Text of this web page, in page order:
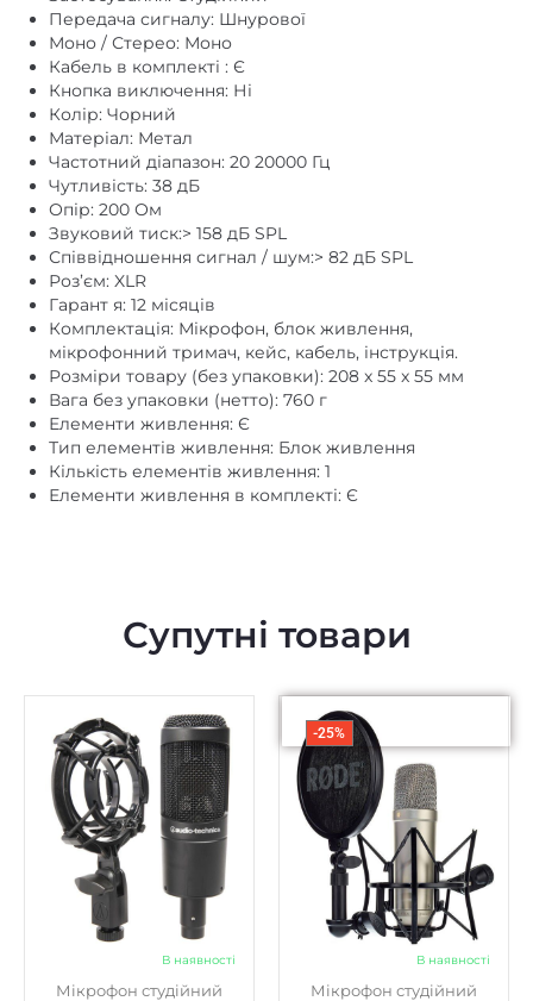
Передача сигналу: Шнурової
Моно / Стерео: Моно
Кабель в комплекті : Є
Кнопка виключення: Ні
Колір: Чорний
Матеріал: Метал
Частотний діапазон: 20 20000 Гц
Чутливість: 38 дБ
Опір: 200 Ом
Звуковий тиск:> 158 дБ SPL
Співвідношення сигнал / шум:> 82 дБ SPL
Роз’єм: XLR
Гарант я: 12 місяців
Комплектація: Мікрофон, блок живлення,
мікрофонний тримач, кейс, кабель, інструкція.
Розміри товару (без упаковки): 208 x 55 x 55 мм
Вага без упаковки (нетто): 760 г
Елементи живлення: Є
Тип елементів живлення: Блок живлення
Кількість елементів живлення: 1
Елементи живлення в комплекті: Є
Супутні товари
В наявності
Мікрофон студійний
-25%
В наявності
Мікрофон студійний